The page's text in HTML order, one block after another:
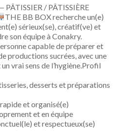
/ PÂTISSIÈRE
THE BB BOX recherche un(e)
sérieux(se), créatif(ve) et
son équipe à Conakry.
capable de préparer et
productions sucrées, avec une
vrai sens de l’hygiène.Profil
desserts et préparations
et organisé(e)
et en équipe
et respectueux(se)